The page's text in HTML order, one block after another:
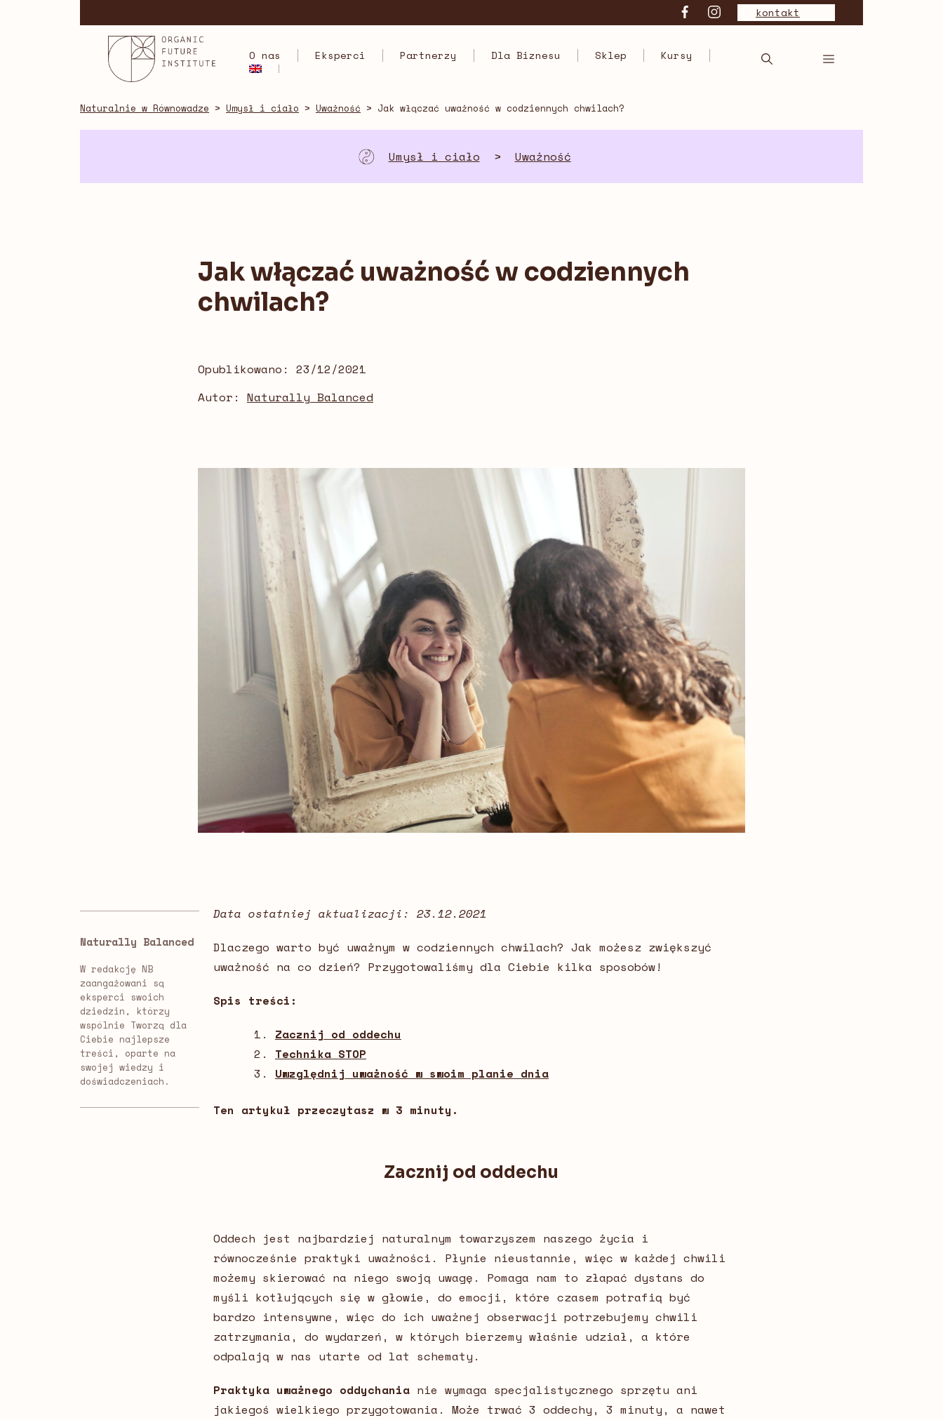
kontakt
O nas Eksperci Partnerzy Dla Biznesu Sklep Kursy
Naturalnie w Równowadze > Umysł i ciało > Uważność > Jak włączać uważność w codziennych chwilach?
Umysł i ciało > Uważność
Jak włączać uważność w codziennych
chwilach?
Opublikowano: 23/12/2021
Autor: Naturally Balanced
Naturally Balanced
W redakcję NB
zaangażowani są
eksperci swoich
dziedzin, którzy
wspólnie Tworzą dla
Ciebie najlepsze
treści, oparte na
swojej wiedzy i
doświadczeniach.
Data ostatniej aktualizacji: 23.12.2021
Dlaczego warto być uważnym w codziennych chwilach? Jak możesz zwiększyć
uważność na co dzień? Przygotowaliśmy dla Ciebie kilka sposobów!
Spis treści:
Zacznij od oddechu
Technika STOP
Uwzględnij uważność w swoim planie dnia
Ten artykuł przeczytasz w 3 minuty.
Zacznij od oddechu
Oddech jest najbardziej naturalnym towarzyszem naszego życia i
równocześnie praktyki uważności. Płynie nieustannie, więc w każdej chwili
możemy skierować na niego swoją uwagę. Pomaga nam to złapać dystans do
myśli kotłujących się w głowie, do emocji, które czasem potrafią być
bardzo intensywne, więc do ich uważnej obserwacji potrzebujemy chwili
zatrzymania, do wydarzeń, w których bierzemy właśnie udział, a które
odpalają w nas utarte od lat schematy.
Praktyka uważnego oddychanianie wymaga specjalistycznego sprzętu ani
jakiegoś wielkiego przygotowania. Może trwać 3 oddechy, 3 minuty, a nawet